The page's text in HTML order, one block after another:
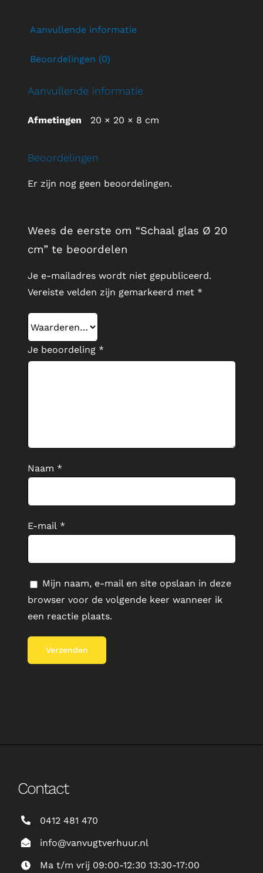
Aanvullende informatie
Beoordelingen (0)
Aanvullende informatie
Afmetingen 20 × 20 × 8 cm
Beoordelingen
Er zijn nog geen beoordelingen.
Wees de eerste om “Schaal glas Ø 20
cm” te beoordelen
Je e-mailadres wordt niet gepubliceerd.
Vereiste velden zijn gemarkeerd met *
Je beoordeling *
Naam *
E-mail *
Mijn naam, e-mail en site opslaan in deze
browser voor de volgende keer wanneer ik
een reactie plaats.
Contact
0412 481 470
info@vanvugtverhuur.nl
Ma t/m vrij 09:00-12:30 13:30-17:00